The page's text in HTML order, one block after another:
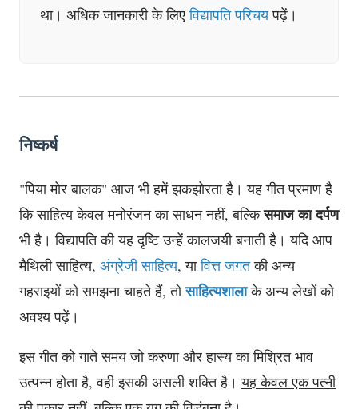
था। अधिक जानकारी के लिएविद्यापति परिचयपढ़ें।
निष्कर्ष
"पिया मोर बालक" आज भी हमें झकझोरता है। यह गीत प्रमाण है
कि साहित्य केवल मनोरंजन का साधन नहीं, बल्किसमाज का दर्पण
भी है। विद्यापति की यह दृष्टि उन्हें कालजयी बनाती है। यदि आप
मैथिली साहित्य, अंग्रेजी साहित्य, यावित्त जगतकी अन्य
गहराइयों को समझना चाहते हैं, तोसाहित्यशालाके अन्य लेखों को
अवश्य पढ़ें।
इस गीत को गाते समय जो करुणा और हास्य का मिश्रित भाव
उत्पन्न होता है, वही इसकी असली शक्ति है।यह केवल एक पत्नी